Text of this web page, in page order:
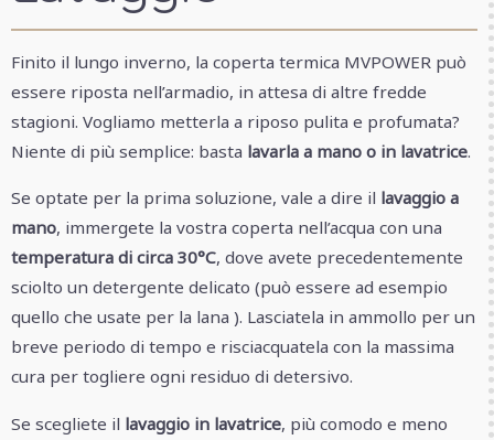
Finito il lungo inverno, la coperta termica MVPOWER può
essere riposta nell’armadio, in attesa di altre fredde
stagioni. Vogliamo metterla a riposo pulita e profumata?
Niente di più semplice: basta lavarla a mano o in lavatrice.
Se optate per la prima soluzione, vale a dire il lavaggio a
mano, immergete la vostra coperta nell’acqua con una
temperatura di circa 30°C, dove avete precedentemente
sciolto un detergente delicato (può essere ad esempio
quello che usate per la lana ). Lasciatela in ammollo per un
breve periodo di tempo e risciacquatela con la massima
cura per togliere ogni residuo di detersivo.
Se scegliete il lavaggio in lavatrice, più comodo e meno